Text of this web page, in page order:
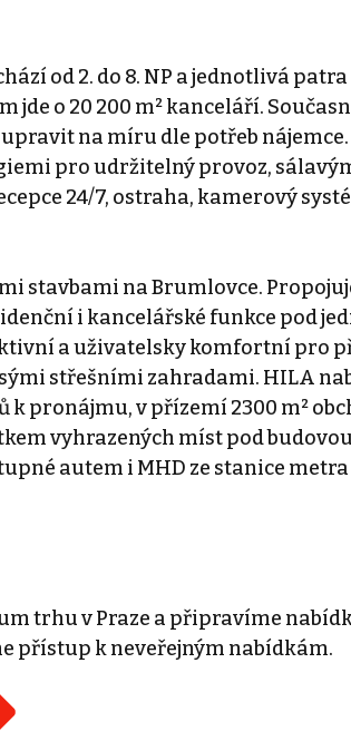
od 2. do 8. NP a jednotlivá
jde o 20 200 m² kanceláří.
na míru dle potřeb nájemce.
pro udržitelný provoz,
24/7, ostraha, kamerový
stavbami na Brumlovce.
i kancelářské funkce pod
a uživatelsky komfortní pro
střešními zahradami. HILA
k pronájmu, v přízemí 2300 m²
vyhrazených míst pod
autem i MHD ze stanice metra
trhu v Praze a připravíme
přístup k neveřejným nabídkám.